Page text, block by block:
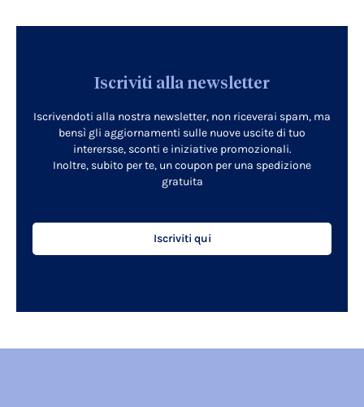
Iscriviti alla newsletter
Iscrivendoti alla nostra newsletter, non riceverai spam, ma
bensì gli aggiornamenti sulle nuove uscite di tuo
interersse, sconti e iniziative promozionali.
Inoltre, subito per te, un coupon per una spedizione
gratuita
Iscriviti qui